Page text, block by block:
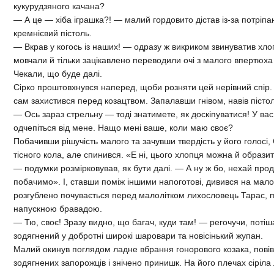
кукурудзяного качана?
— А це — хіба іграшка?! — малий гордовито дістав із-за
кремнієвий пістоль.
— Вкрав у когось із наших! — одразу ж викриком звинуватив
мовчали й тільки зацікавлено переводили очі з малого
Чекали, що буде далі.
Сірко проштовхнувся наперед, щоби розняти цей нерівний спір.
сам захистився перед козацтвом. Запалавши гнівом, навів
— Ось зараз стрельну — тоді знатимете, як доскіпуватися! У
одчепіться від мене. Нащо мені ваше, коли маю своє?
Побачивши рішучість малого та зачувши твердість у його
тісного кола, але спинився. «Е ні, цього хлопця можна й
— подумки розмірковував, як бути далі. — А ну ж бо, нехай
побачимо». І, ставши поміж іншими напоготові, дивився на
розгублено почувається перед малолітком лихословець Тарас,
напускною бравадою.
— Тю, своє! Зразу видно, що багач, куди там! — регочучи,
зодягнений у добротні широкі шаровари та новісінький жупан.
Малий окинув поглядом ладне вбрання гонорового козака,
зодягнених запорожців і знічено принишк. На його плечах